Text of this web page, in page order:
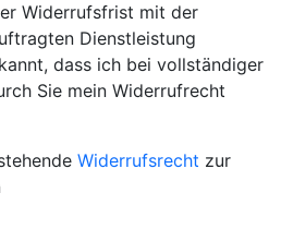
Widerrufsfrist mit der
Dienstleistung
dass ich bei vollständiger
Sie mein Widerrufrecht
Widerrufsrecht zur